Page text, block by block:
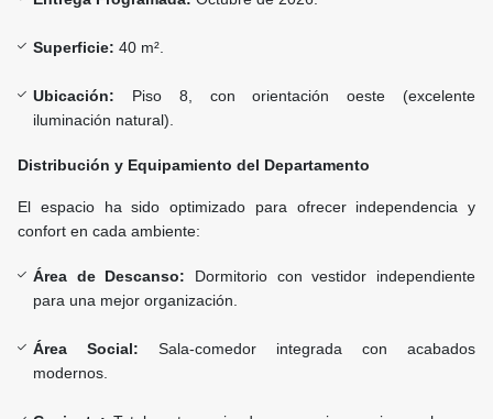
Superficie: 40 m².
Ubicación: Piso 8, con orientación oeste (excelente
iluminación natural).
Distribución y Equipamiento del Departamento
El espacio ha sido optimizado para ofrecer independencia y
confort en cada ambiente:
Área de Descanso: Dormitorio con vestidor independiente
para una mejor organización.
Área Social: Sala-comedor integrada con acabados
modernos.